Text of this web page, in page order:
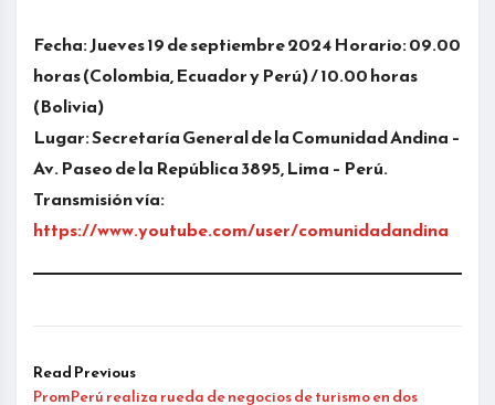
Fecha: Jueves 19 de septiembre 2024 Horario: 09.00
horas (Colombia, Ecuador y Perú) / 10.00 horas
(Bolivia)
Lugar: Secretaría General de la Comunidad Andina –
Av. Paseo de la República 3895, Lima – Perú.
Transmisión vía:
https://www.youtube.com/user/comunidadandina
Read Previous
PromPerú realiza rueda de negocios de turismo en dos